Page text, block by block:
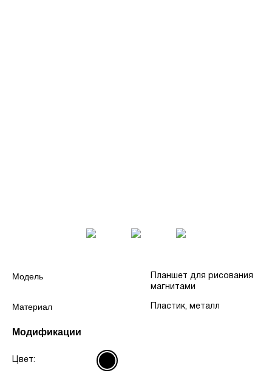
Модель
Планшет для рисования
магнитами
Материал Пластик, металл
Модификации
Цвет: